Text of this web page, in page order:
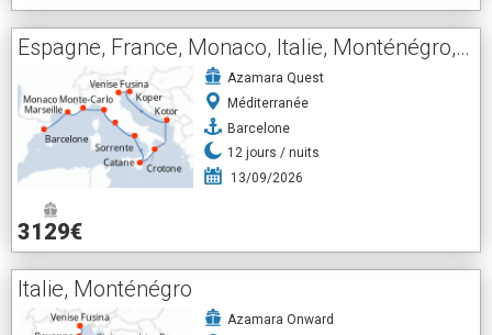
Espagne, France, Monaco, Italie, Monténégro, Slovénie
Azamara Quest
Méditerranée
Barcelone
12 jours / nuits
13/09/2026
3129€
Italie, Monténégro
Azamara Onward